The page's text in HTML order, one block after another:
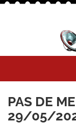
PAS DE
29/05/